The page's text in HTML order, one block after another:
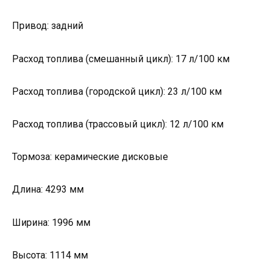
Привод: задний
Расход топлива (смешанный цикл): 17 л/100 км
Расход топлива (городской цикл): 23 л/100 км
Расход топлива (трассовый цикл): 12 л/100 км
Тормоза: керамические дисковые
Длина: 4293 мм
Ширина: 1996 мм
Высота: 1114 мм